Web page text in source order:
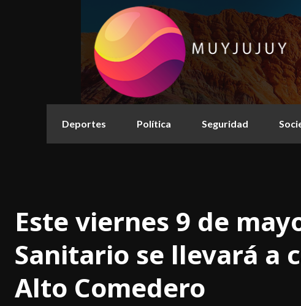
Deportes Política Seguridad
Este viernes 9 de
Sanitario se llevará a
Alto Comedero